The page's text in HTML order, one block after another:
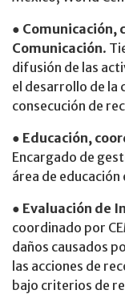
● Comunicación,
Comunicación.
difusión de las
el desarrollo de la
consecución de
● Educación,
Encargado de
área de
● Evaluación de
coordinado por
daños causados
las acciones de
bajo criterios de